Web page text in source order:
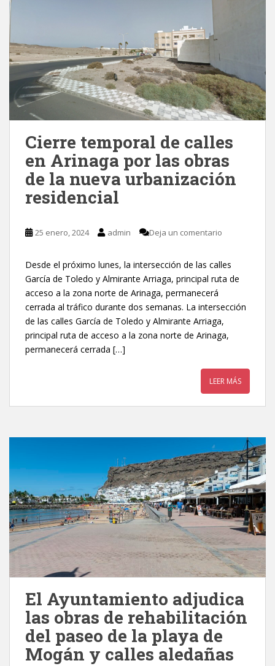
Cierre temporal de calles
en Arinaga por las obras
de la nueva urbanización
residencial
25 enero, 2024 admin Deja un comentario
Desde el próximo lunes, la intersección de las calles
García de Toledo y Almirante Arriaga, principal ruta de
acceso a la zona norte de Arinaga, permanecerá
cerrada al tráfico durante dos semanas. La intersección
de las calles García de Toledo y Almirante Arriaga,
principal ruta de acceso a la zona norte de Arinaga,
permanecerá cerrada […]
LEER MÁS
El Ayuntamiento adjudica
las obras de rehabilitación
del paseo de la playa de
Mogán y calles aledañas